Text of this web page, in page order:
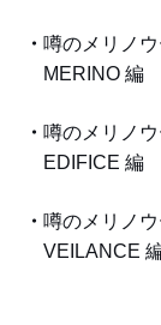
噂のメリノ
MERINO 編
噂のメリノウ
EDIFICE 編
噂のメリノウ
VEILANCE